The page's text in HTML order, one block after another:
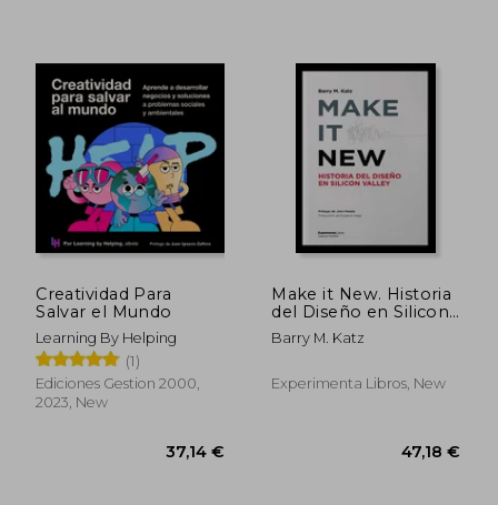
Creatividad Para
Salvar el Mundo
Learning By Helping
(1)
Ediciones Gestion 2000,
2023, New
Make it New. Historia
del Diseño en Silicon
Valley
Barry M. Katz
Experimenta Libros, New